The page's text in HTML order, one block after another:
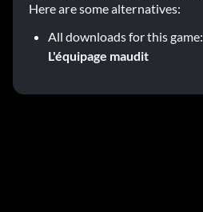
Here are some alternatives:
All downloads for this game:
L'équipage maudit